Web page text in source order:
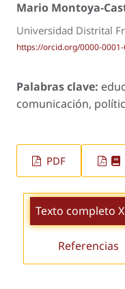
Mario Montoya-
Universidad Distrital
https://orcid.org/0000-
Palabras clave:
comunicación,
PDF
Texto completo
Referencias